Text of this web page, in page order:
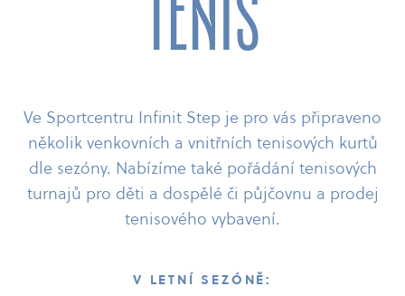
při registraci prosím uvádějte číslo pod
čárovým kódem.
Tenis
Ve Sportcentru Infinit Step je pro vás připraveno
několik venkovních a vnitřních tenisových kurtů
dle sezóny. Nabízíme také pořádání tenisových
turnajů pro děti a dospělé či půjčovnu a prodej
tenisového vybavení.
V LETNÍ SEZÓNĚ: